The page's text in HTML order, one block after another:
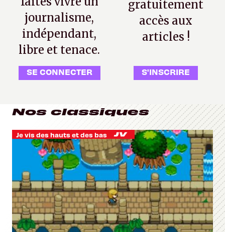
journalisme,
indépendant,
libre et tenace.
SE CONNECTER
gratuitement
accès aux
articles !
S'INSCRIRE
Nos classiques
Je vis des hauts et des bas